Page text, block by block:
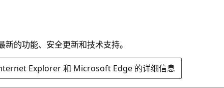
的功能、安全更新和技术支持。
Explorer 和 Microsoft Edge 的详细信息